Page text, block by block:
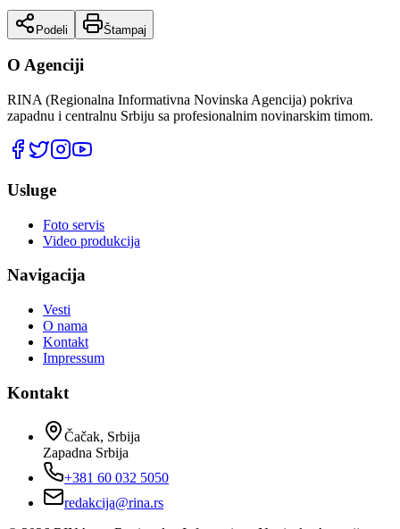
Podeli Štampaj
O Agenciji
RINA (Regionalna Informativna Novinska Agencija) pokriva
zapadnu i centralnu Srbiju sa profesionalnim novinarskim timom.
Usluge
Foto servis
Video produkcija
Navigacija
Vesti
O nama
Kontakt
Impressum
Kontakt
Čačak, Srbija
Zapadna Srbija
+381 60 032 5050
redakcija@rina.rs